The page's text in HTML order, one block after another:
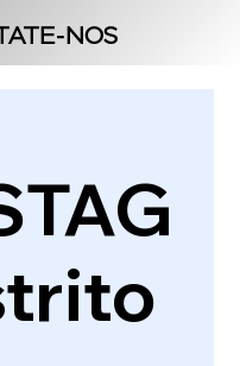
NOS
NOS